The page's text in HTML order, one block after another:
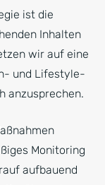
ist die
Inhalten
wir auf eine
und Lifestyle-
anzusprechen.
Monitoring
aufbauend